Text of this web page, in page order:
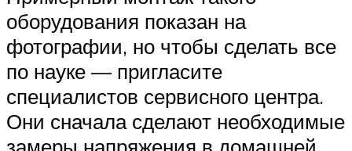
оборудования показан на
фотографии, но чтобы сделать все
по науке — пригласите
специалистов сервисного центра.
Они сначала сделают необходимые
замеры напряжения в домашней